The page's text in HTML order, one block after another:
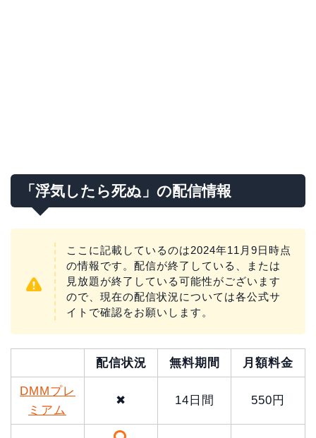
「浮気したら死ぬ」の配信情報
ここに記載しているのは2024年11月9日時点
の情報です。配信が終了している、または
見放題が終了している可能性がございます
ので、現在の配信状況については各公式サ
イトで確認をお願いします。
配信状況 無料期間 月額料金
DMMプレ
ミアム
✖ 14日間 550円